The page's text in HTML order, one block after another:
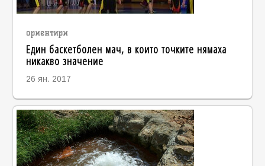
ориентири
Един баскетболен мач, в които точките нямаха
никакво значение
26 ян. 2017